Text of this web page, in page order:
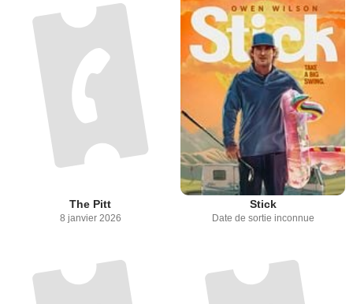
The Pitt
8 janvier 2026
Stick
Date de sortie inconnue